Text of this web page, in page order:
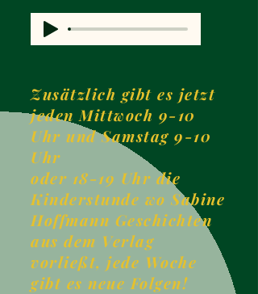
Zusätzlich gibt es jetzt
jeden Mittwoch 9-10
Uhr und Samstag 9-10
Uhr
oder 18-19 Uhr die
Kinderstunde wo Sabine
Hoffmann Geschichten
aus dem Verlag
vorließt, jede Woche
gibt es neue Folgen!